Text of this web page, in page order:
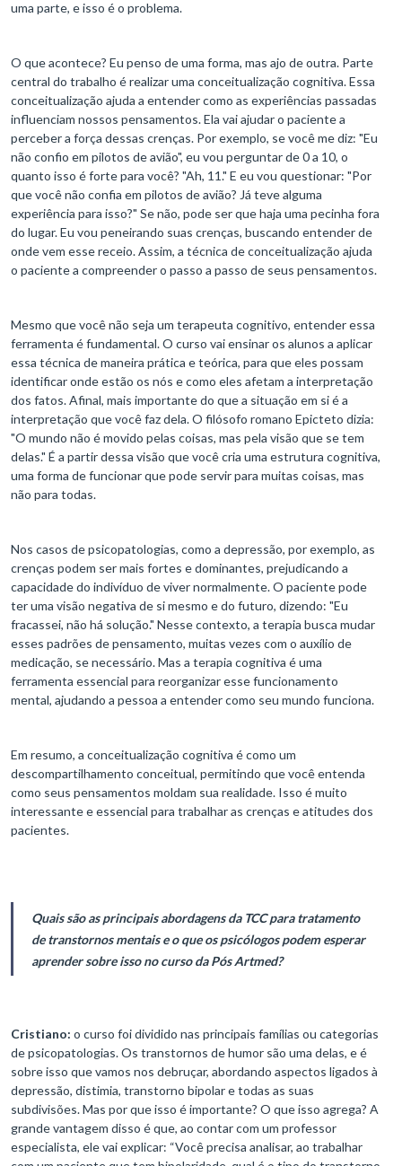
uma parte, e isso é o problema.
O que acontece? Eu penso de uma forma, mas ajo de outra. Parte
central do trabalho é realizar uma conceitualização cognitiva. Essa
conceitualização ajuda a entender como as experiências passadas
influenciam nossos pensamentos. Ela vai ajudar o paciente a
perceber a força dessas crenças. Por exemplo, se você me diz: "Eu
não confio em pilotos de avião", eu vou perguntar de 0 a 10, o
quanto isso é forte para você? "Ah, 11." E eu vou questionar: "Por
que você não confia em pilotos de avião? Já teve alguma
experiência para isso?" Se não, pode ser que haja uma pecinha fora
do lugar. Eu vou peneirando suas crenças, buscando entender de
onde vem esse receio. Assim, a técnica de conceitualização ajuda
o paciente a compreender o passo a passo de seus pensamentos.
Mesmo que você não seja um terapeuta cognitivo, entender essa
ferramenta é fundamental. O curso vai ensinar os alunos a aplicar
essa técnica de maneira prática e teórica, para que eles possam
identificar onde estão os nós e como eles afetam a interpretação
dos fatos. Afinal, mais importante do que a situação em si é a
interpretação que você faz dela. O filósofo romano Epicteto dizia:
"O mundo não é movido pelas coisas, mas pela visão que se tem
delas." É a partir dessa visão que você cria uma estrutura cognitiva,
uma forma de funcionar que pode servir para muitas coisas, mas
não para todas.
Nos casos de psicopatologias, como a depressão, por exemplo, as
crenças podem ser mais fortes e dominantes, prejudicando a
capacidade do indivíduo de viver normalmente. O paciente pode
ter uma visão negativa de si mesmo e do futuro, dizendo: "Eu
fracassei, não há solução." Nesse contexto, a terapia busca mudar
esses padrões de pensamento, muitas vezes com o auxílio de
medicação, se necessário. Mas a terapia cognitiva é uma
ferramenta essencial para reorganizar esse funcionamento
mental, ajudando a pessoa a entender como seu mundo funciona.
Em resumo, a conceitualização cognitiva é como um
descompartilhamento conceitual, permitindo que você entenda
como seus pensamentos moldam sua realidade. Isso é muito
interessante e essencial para trabalhar as crenças e atitudes dos
pacientes.
Quais são as principais abordagens da TCC para tratamento
de transtornos mentais e o que os psicólogos podem esperar
aprender sobre isso no curso da Pós Artmed?
Cristiano: o curso foi dividido nas principais famílias ou categorias
de psicopatologias. Os transtornos de humor são uma delas, e é
sobre isso que vamos nos debruçar, abordando aspectos ligados à
depressão, distimia, transtorno bipolar e todas as suas
subdivisões. Mas por que isso é importante? O que isso agrega? A
grande vantagem disso é que, ao contar com um professor
especialista, ele vai explicar: “Você precisa analisar, ao trabalhar